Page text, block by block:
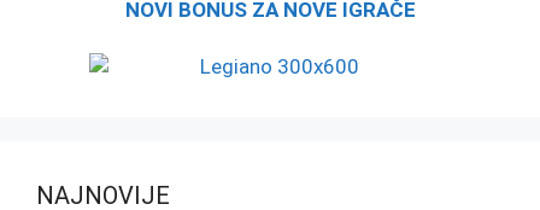
NOVI BONUS ZA NOVE IGRAČE
NAJNOVIJE